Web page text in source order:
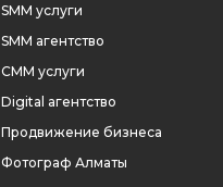
SMM услуги
SMM агентство
СММ услуги
Digital агентство
Продвижение бизнеса
Фотограф Алматы